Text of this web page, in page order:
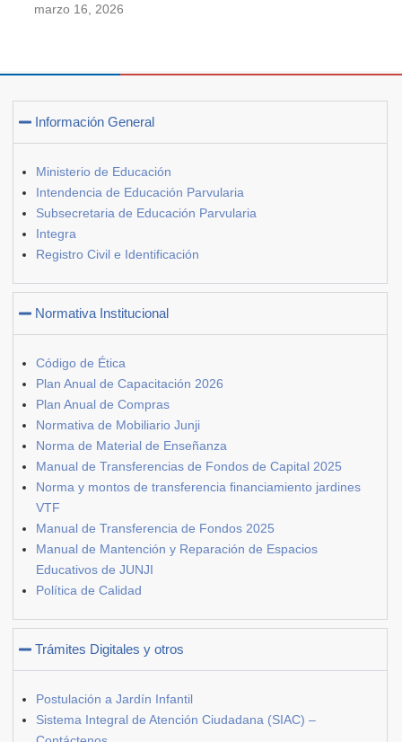
marzo 16, 2026
Información General
Ministerio de Educación
Intendencia de Educación Parvularia
Subsecretaria de Educación Parvularia
Integra
Registro Civil e Identificación
Normativa Institucional
Código de Ética
Plan Anual de Capacitación 2026
Plan Anual de Compras
Normativa de Mobiliario Junji
Norma de Material de Enseñanza
Manual de Transferencias de Fondos de Capital 2025
Norma y montos de transferencia financiamiento jardines
VTF
Manual de Transferencia de Fondos 2025
Manual de Mantención y Reparación de Espacios
Educativos de JUNJI
Política de Calidad
Trámites Digitales y otros
Postulación a Jardín Infantil
Sistema Integral de Atención Ciudadana (SIAC) –